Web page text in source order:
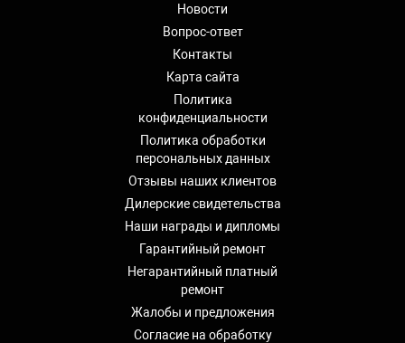
Новости
Вопрос-ответ
Контакты
Карта сайта
Политика
конфиденциальности
Политика обработки
персональных данных
Отзывы наших клиентов
Дилерские свидетельства
Наши награды и дипломы
Гарантийный ремонт
Негарантийный платный
ремонт
Жалобы и предложения
Согласие на обработку